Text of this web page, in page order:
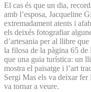
El cas és que un dia,
amb l’esposa, Jacqueline
extremadament atents i
els deixés fotografiar
d’artesania per al llibre que
la filosa de la pàgina 65 de
que una guia turística: un
mostra el paisatge i l’art
Sergi Mas els va deixar fer
va tornar a veure.